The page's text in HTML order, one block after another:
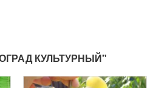
КУЛЬТУРНЫЙ"